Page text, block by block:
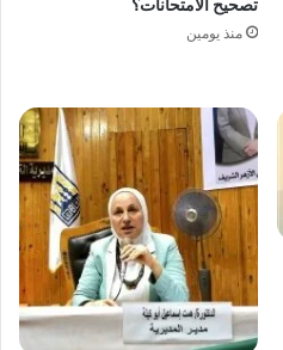
تصحيح الامتحانات؟
منذ يومين